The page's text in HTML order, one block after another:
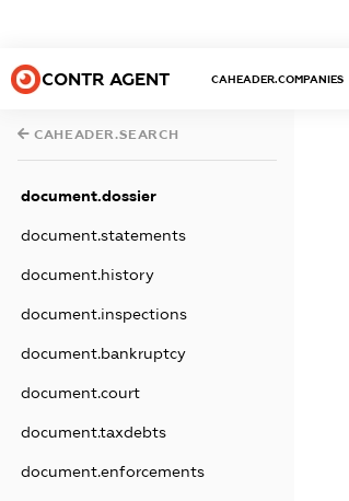
CONTR AGENT CAHEADER.COMPANIES
CAHEADER.SEARCH
document.dossier
document.statements
document.history
document.inspections
document.bankruptcy
document.court
document.taxdebts
document.enforcements